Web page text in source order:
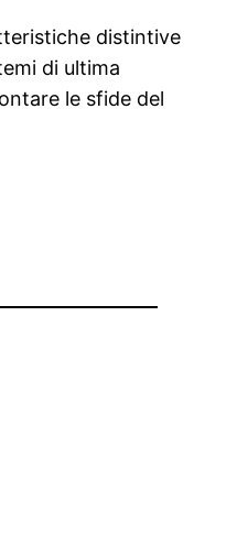
distintive
di ultima
le sfide del